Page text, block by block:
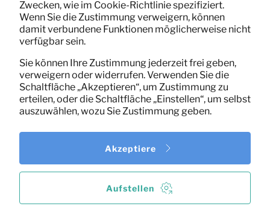
Zwecken, wie im Cookie-Richtlinie spezifiziert.
Wenn Sie die Zustimmung verweigern, können
damit verbundene Funktionen möglicherweise nicht
verfügbar sein.
Sie können Ihre Zustimmung jederzeit frei geben,
verweigern oder widerrufen. Verwenden Sie die
Schaltfläche „Akzeptieren“, um Zustimmung zu
erteilen, oder die Schaltfläche „Einstellen“, um selbst
auszuwählen, wozu Sie Zustimmung geben.
Aufstellen
Akzeptiere